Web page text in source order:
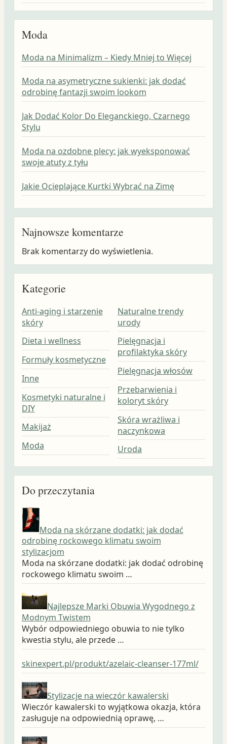
Moda
Moda na Minimalizm – Kiedy Mniej to Więcej
Moda na asymetryczne sukienki: jak dodać
odrobinę fantazji swoim lookom
Jak Dodać Kolor Do Eleganckiego, Czarnego
Stylu
Moda na ozdobne plecy: jak wyeksponować
swoje atuty z tyłu
Jakie Ocieplające Kurtki Wybrać na Zimę
Najnowsze komentarze
Brak komentarzy do wyświetlenia.
Kategorie
Anti-aging i starzenie
skóry
Dieta i wellness
Formuły kosmetyczne
Inne
Kosmetyki naturalne i
DIY
Makijaż
Moda
Naturalne trendy
urody
Pielęgnacja i
profilaktyka skóry
Pielęgnacja włosów
Przebarwienia i
koloryt skóry
Skóra wrażliwa i
naczynkowa
Uroda
Do przeczytania
Moda na skórzane dodatki: jak dodać
odrobinę rockowego klimatu swoim
stylizacjom
Moda na skórzane dodatki: jak dodać odrobinę
rockowego klimatu swoim …
Najlepsze Marki Obuwia Wygodnego z
Modnym Twistem
Wybór odpowiedniego obuwia to nie tylko
kwestia stylu, ale przede …
skinexpert.pl/produkt/azelaic-cleanser-177ml/
Stylizacje na wieczór kawalerski
Wieczór kawalerski to wyjątkowa okazja, która
zasługuje na odpowiednią oprawę, …